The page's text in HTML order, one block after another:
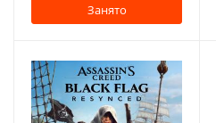
Занято